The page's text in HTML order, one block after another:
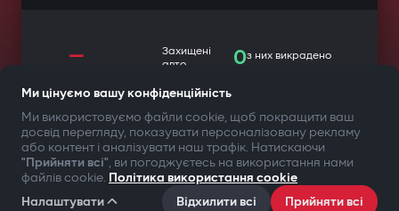
—
Захищені
авто
0з них викрадено
ТВОЯ БЕЗПЕКА ПЕРЕДУСІМ
©2009-2026Gazer Limited (UK) All rights reserved
Умови користуванняПолітика конфіденційності
Ми цінуємо вашу конфіденційність
Ми використовуємо файли cookie, щоб покращити ваш
досвід перегляду, показувати персоналізовану рекламу
або контент і аналізувати наш трафік. Натискаючи
"Прийняти всі", ви погоджуєтесь на використання нами
файлів cookie. Політика використання cookie
Налаштувати
Відхилити всі Прийняти всі